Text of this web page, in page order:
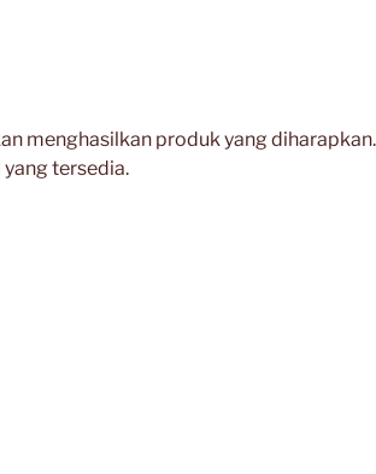
menghasilkan produk yang diharapkan.
tersedia.